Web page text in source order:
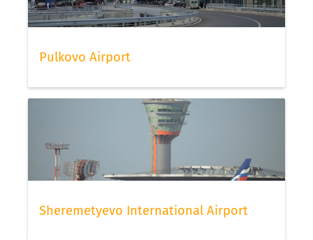
Pulkovo Airport
Sheremetyevo International Airport